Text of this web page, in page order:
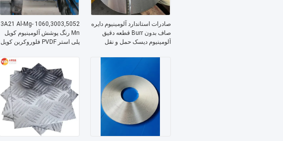
1060,3003,5052 3A21 Al-Mg-
Mn رنگ پوشش آلومینیوم کویل
پلی استر PVDF فلوروکربن کویل
25 سال گارانتی برای ساخت
Fascia لوله پوشش
صادرات استاندارد آلومینیوم دایره
صاف بدون Burr قطعه دقیق
آلومینیوم دیسک حمل و نقل